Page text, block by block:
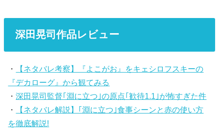
深田晃司作品レビュー
・
【ネタバレ考察】『よこがお』をキェシロフスキーの
『デカローグ』から観てみる
・深田晃司監督｢淵に立つ｣の原点｢歓待1.1｣が怖すぎた件
・
【ネタバレ解説】｢淵に立つ｣食事シーンと赤の使い方
を徹底解説!